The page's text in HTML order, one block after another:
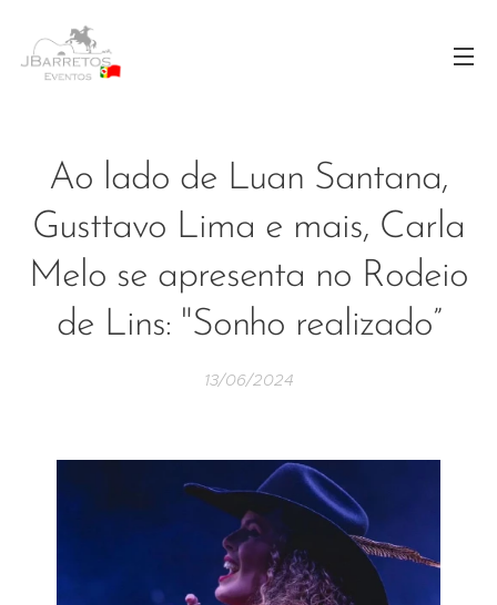
Ao lado de Luan Santana,
Gusttavo Lima e mais, Carla
Melo se apresenta no Rodeio
de Lins: "Sonho realizado”
13/06/2024